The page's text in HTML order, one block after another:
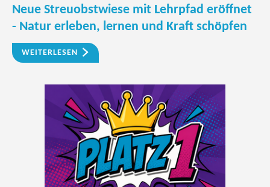
Neue Streuobstwiese mit Lehrpfad eröffnet
- Natur erleben, lernen und Kraft schöpfen
WEITERLESEN